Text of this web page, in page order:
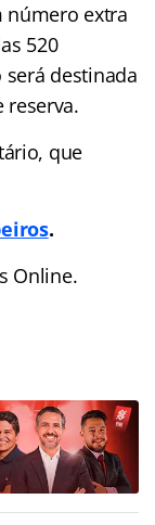
número extra
520
destinada
reserva.
que
.
Online.